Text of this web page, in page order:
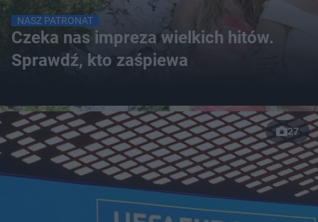
NASZ PATRONAT
Czeka nas impreza wielkich hitów.
Sprawdź, kto zaśpiewa
27